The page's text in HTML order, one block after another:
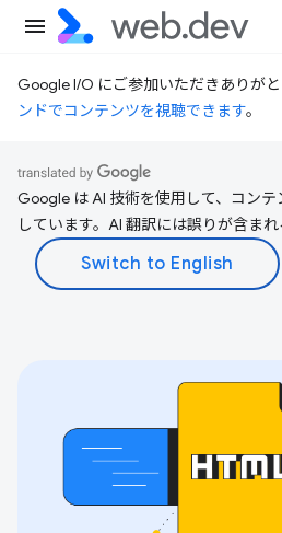
Google I/O にご参加いただきありがと
ンドでコンテンツを視聴できます。
Google は AI 技術を使用して、コン
しています。AI 翻訳には誤りが含まれ